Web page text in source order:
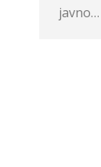
javno…